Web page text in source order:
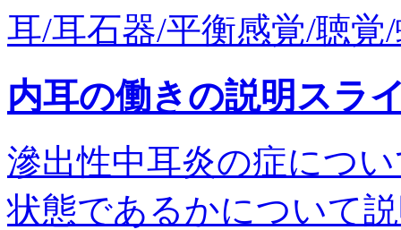
耳/耳石器/平衡感覚/聴覚
内耳の働きの説明スラ
滲出性中耳炎の症につ
状態であるかについて